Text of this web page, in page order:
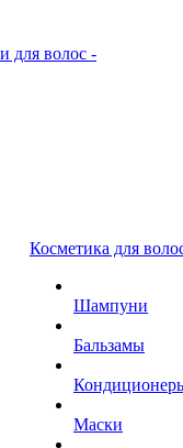
Косметика для
Шампуни
Бальзамы
Маски